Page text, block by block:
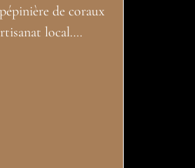
de coraux
local….